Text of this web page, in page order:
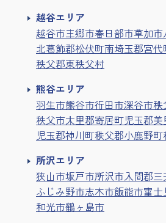
越谷エリア
越谷市三郷市春日部市草加市
北葛飾郡松伏町南埼玉郡宮代
秩父郡東秩父村
熊谷エリア
羽生市熊谷市行田市深谷市秩
秩父市大里郡寄居町児玉郡
児玉郡神川町秩父郡小鹿野町
所沢エリア
狭山市坂戸市所沢市入間郡
ふじみ野市志木市飯能市富
和光市鶴ヶ島市